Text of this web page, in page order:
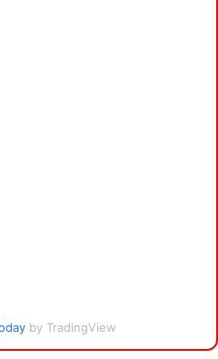
by TradingView